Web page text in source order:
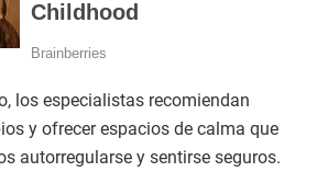
los especialistas recomiendan
y ofrecer espacios de calma que
autorregularse y sentirse seguros.